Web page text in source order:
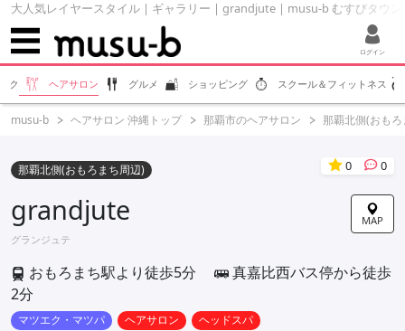
大人気レイヤースタイル | ギャラリー | grandjute | musu-b むすびタウン
ログイン
ク ヘアサロン グルメ ショッピング スクール＆フィットネス
musu-b ヘアサロン 沖縄トップ 那覇市のヘアサロン 那覇北側(おも
那覇北側(おもろまち周辺) 0 0
MAP
grandjute
グランジュテ
おもろまち駅より徒歩5分
真嘉比西バス停から徒歩
2分
マツエク・マツパ ヘアサロン ヘッドスパ